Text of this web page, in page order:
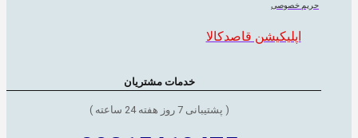
حریم خصوصی
اپلیکیشن قاصدکالا
خدمات مشتریان
( پشتیبانی 7 روز هفته 24 ساعته )